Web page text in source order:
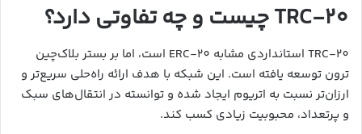
TRC-20 چیست و چه تفاوتی دارد؟
TRC-20 استانداردی مشابه ERC-20 است، اما بر بستر بلاک‌چین
ترون توسعه یافته است. این شبکه با هدف ارائه راه‌حلی سریع‌تر و
ارزان‌تر نسبت به اتریوم ایجاد شده و توانسته در انتقال‌های سبک
و پرتعداد، محبوبیت زیادی کسب کند.